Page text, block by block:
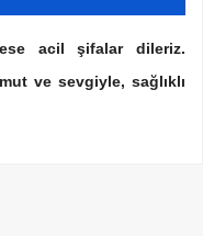
acil şifalar dileriz.
ve sevgiyle, sağlıklı